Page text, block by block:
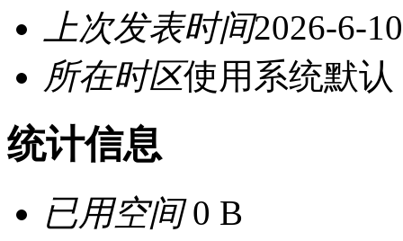
上次发表时间2026-6-
所在时区使用系统默认
统计信息
已用空间0 B